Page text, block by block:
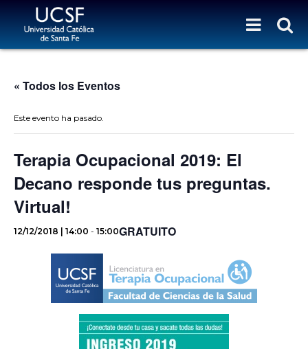
« Todos los Eventos
Este evento ha pasado.
Terapia Ocupacional 2019: El
Decano responde tus preguntas.
Virtual!
12/12/2018 | 14:00 - 15:00GRATUITO